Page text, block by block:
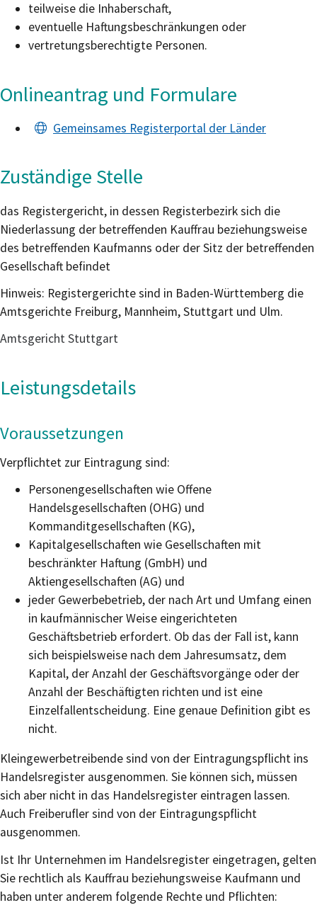
teilweise die Inhaberschaft,
eventuelle Haftungsbeschränkungen oder
vertretungsberechtigte Personen.
Onlineantrag und Formulare
Gemeinsames Registerportal der Länder
Zuständige Stelle
das Registergericht, in dessen Registerbezirk sich die
Niederlassung der betreffenden Kauffrau beziehungsweise
des betreffenden Kaufmanns oder der Sitz der betreffenden
Gesellschaft befindet
Hinweis: Registergerichte sind in Baden-Württemberg die
Amtsgerichte Freiburg, Mannheim, Stuttgart und Ulm.
Amtsgericht Stuttgart
Leistungsdetails
Voraussetzungen
Verpflichtet zur Eintragung sind:
Personengesellschaften wie Offene
Handelsgesellschaften (OHG) und
Kommanditgesellschaften (KG),
Kapitalgesellschaften wie Gesellschaften mit
beschränkter Haftung (GmbH) und
Aktiengesellschaften (AG) und
jeder Gewerbebetrieb, der nach Art und Umfang einen
in kaufmännischer Weise eingerichteten
Geschäftsbetrieb erfordert. Ob das der Fall ist, kann
sich beispielsweise nach dem Jahresumsatz, dem
Kapital, der Anzahl der Geschäftsvorgänge oder der
Anzahl der Beschäftigten richten und ist eine
Einzelfallentscheidung. Eine genaue Definition gibt es
nicht.
Kleingewerbetreibende sind von der Eintragungspflicht ins
Handelsregister ausgenommen. Sie können sich, müssen
sich aber nicht in das Handelsregister eintragen lassen.
Auch Freiberufler sind von der Eintragungspflicht
ausgenommen.
Ist Ihr Unternehmen im Handelsregister eingetragen, gelten
Sie rechtlich als Kauffrau beziehungsweise Kaufmann und
haben unter anderem folgende Rechte und Pflichten: